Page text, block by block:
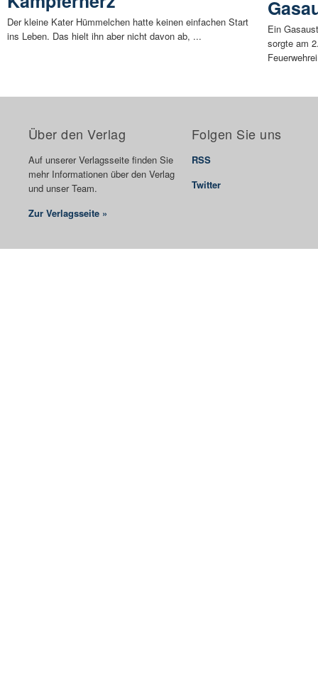
Der kleine Kater Hümmelchen hatte keinen einfachen Start
ins Leben. Das hielt ihn aber nicht davon ab, ...
Ein
sorgte am
Über den Verlag
Auf unserer Verlagsseite finden Sie
mehr Informationen über den Verlag
und unser Team.
Zur Verlagsseite »
Folgen Sie uns
RSS
Twitter